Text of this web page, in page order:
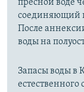
пресной воде
соединяющий
После
воды на
Запасы воды в